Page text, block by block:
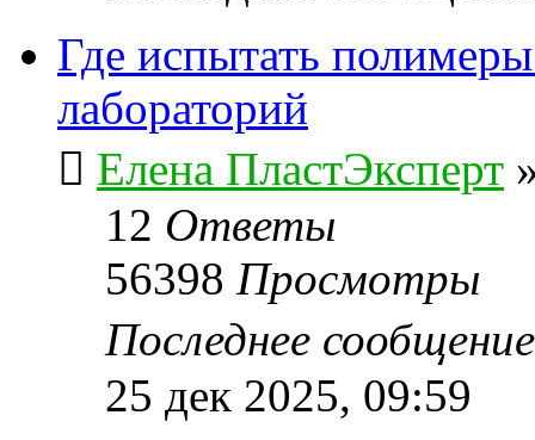
Где испытать
лабораторий
Елена ПластЭксперт
12 Ответы
56398 Просмотры
Последнее
25 дек 2025, 09:59